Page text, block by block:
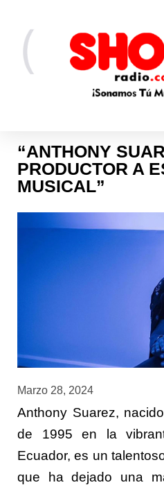
“ANTHONY
PRODUCTOR A
MUSICAL”
Marzo 28, 2024
Anthony Suarez,
de 1995 en la
Ecuador, es un
que ha dejado una